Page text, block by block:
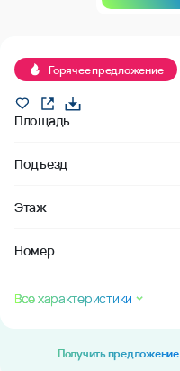
Горячее предложение
Площадь
Подъезд
Этаж
Номер
Все характеристики
Получить предложение